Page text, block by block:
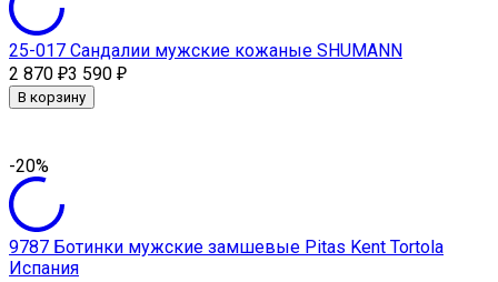
25-017 Сандалии мужские кожаные SHUMANN
2 870 ₽3 590 ₽
В корзину
-20%
9787 Ботинки мужские замшевые Pitas Kent Tortola
Испания